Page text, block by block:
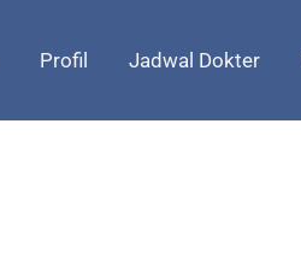
Profil Jadwal Dokter